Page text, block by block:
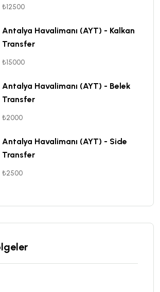
₺12500
Antalya Havalimanı (AYT) - Kalkan
Transfer
₺15000
Antalya Havalimanı (AYT) - Belek
Transfer
₺2000
Antalya Havalimanı (AYT) - Side
Transfer
₺2500